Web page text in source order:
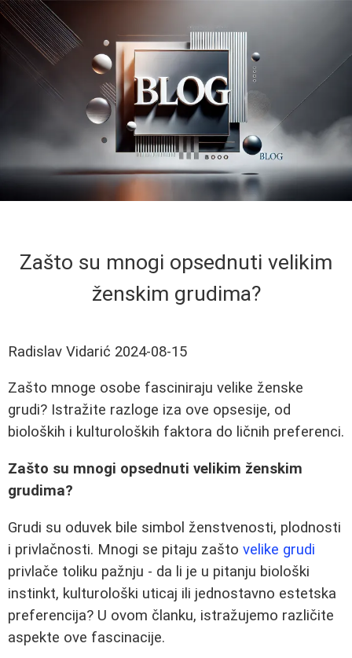
Zašto su mnogi opsednuti velikim
ženskim grudima?
Radislav Vidarić 2024-08-15
Zašto mnoge osobe fasciniraju velike ženske
grudi? Istražite razloge iza ove opsesije, od
bioloških i kulturoloških faktora do ličnih preferenci.
Zašto su mnogi opsednuti velikim ženskim
grudima?
Grudi su oduvek bile simbol ženstvenosti, plodnosti
i privlačnosti. Mnogi se pitaju zašto velike grudi
privlače toliku pažnju - da li je u pitanju biološki
instinkt, kulturološki uticaj ili jednostavno estetska
preferencija? U ovom članku, istražujemo različite
aspekte ove fascinacije.